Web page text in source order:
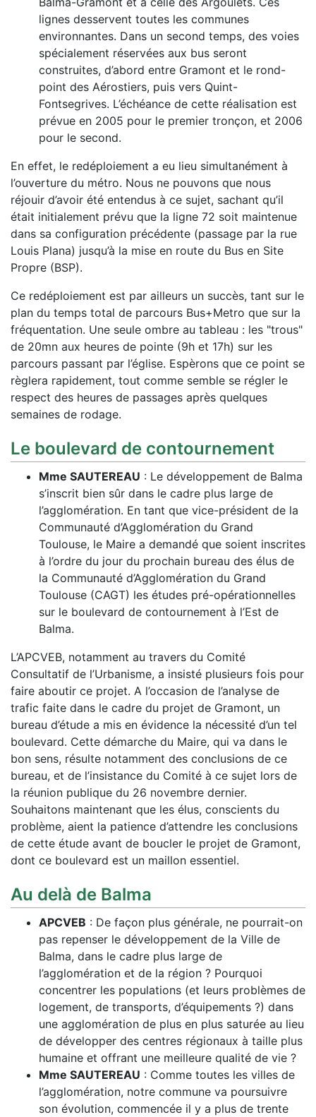
lignes desservent toutes les communes
environnantes. Dans un second temps, des voies
spécialement réservées aux bus seront
construites, d’abord entre Gramont et le rond-
point des Aérostiers, puis vers Quint-
Fontsegrives. L’échéance de cette réalisation est
prévue en 2005 pour le premier tronçon, et 2006
pour le second.
En effet, le redéploiement a eu lieu simultanément à
l’ouverture du métro. Nous ne pouvons que nous
réjouir d’avoir été entendus à ce sujet, sachant qu’il
était initialement prévu que la ligne 72 soit maintenue
dans sa configuration précédente (passage par la rue
Louis Plana) jusqu’à la mise en route du Bus en Site
Propre (BSP).
Ce redéploiement est par ailleurs un succès, tant sur le
plan du temps total de parcours Bus+Metro que sur la
fréquentation. Une seule ombre au tableau : les "trous"
de 20mn aux heures de pointe (9h et 17h) sur les
parcours passant par l’église. Espèrons que ce point se
règlera rapidement, tout comme semble se régler le
respect des heures de passages après quelques
semaines de rodage.
Le boulevard de contournement
Mme SAUTEREAU : Le développement de Balma
s’inscrit bien sûr dans le cadre plus large de
l’agglomération. En tant que vice-président de la
Communauté d’Agglomération du Grand
Toulouse, le Maire a demandé que soient inscrites
à l’ordre du jour du prochain bureau des élus de
la Communauté d’Agglomération du Grand
Toulouse (CAGT) les études pré-opérationnelles
sur le boulevard de contournement à l’Est de
Balma.
L’APCVEB, notamment au travers du Comité
Consultatif de l’Urbanisme, a insisté plusieurs fois pour
faire aboutir ce projet. A l’occasion de l’analyse de
trafic faite dans le cadre du projet de Gramont, un
bureau d’étude a mis en évidence la nécessité d’un tel
boulevard. Cette démarche du Maire, qui va dans le
bon sens, résulte notamment des conclusions de ce
bureau, et de l’insistance du Comité à ce sujet lors de
la réunion publique du 26 novembre dernier.
Souhaitons maintenant que les élus, conscients du
problème, aient la patience d’attendre les conclusions
de cette étude avant de boucler le projet de Gramont,
dont ce boulevard est un maillon essentiel.
Au delà de Balma
APCVEB : De façon plus générale, ne pourrait-on
pas repenser le développement de la Ville de
Balma, dans le cadre plus large de
l’agglomération et de la région ? Pourquoi
concentrer les populations (et leurs problèmes de
logement, de transports, d’équipements ?) dans
une agglomération de plus en plus saturée au lieu
de développer des centres régionaux à taille plus
humaine et offrant une meilleure qualité de vie ?
Mme SAUTEREAU : Comme toutes les villes de
l’agglomération, notre commune va poursuivre
son évolution, commencée il y a plus de trente